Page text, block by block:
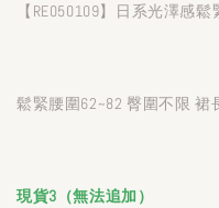
【RE050109】日系光澤感
鬆緊腰圍62~82 臀圍不限 裙
現貨3（無法追加）